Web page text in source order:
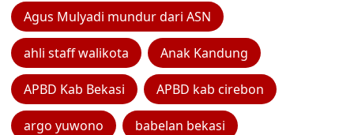
Agus Mulyadi mundur dari ASN
ahli staff walikota Anak Kandung
APBD Kab Bekasi APBD kab cirebon
argo yuwono babelan bekasi